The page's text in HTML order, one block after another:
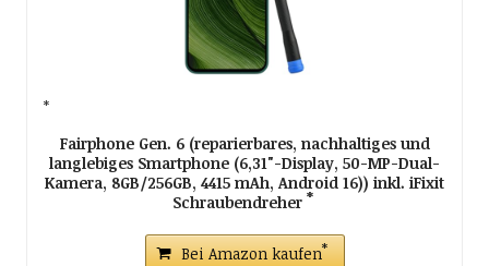
Fairphone Gen. 6 (reparierbares, nachhaltiges und
langlebiges Smartphone (6,31"-Display, 50-MP-Dual-
Kamera, 8GB/256GB, 4415 mAh, Android 16)) inkl. iFixit
Schraubendreher
Bei Amazon kaufen